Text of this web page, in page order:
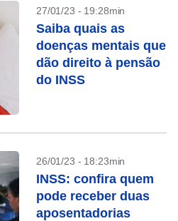
27/01/23 - 19:28min
Saiba quais as
doenças mentais que
dão direito à pensão
do INSS
26/01/23 - 18:23min
INSS: confira quem
pode receber duas
aposentadorias